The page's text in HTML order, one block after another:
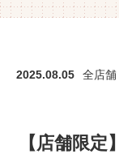
ツ
2025.08.05 全店舗
【店舗限